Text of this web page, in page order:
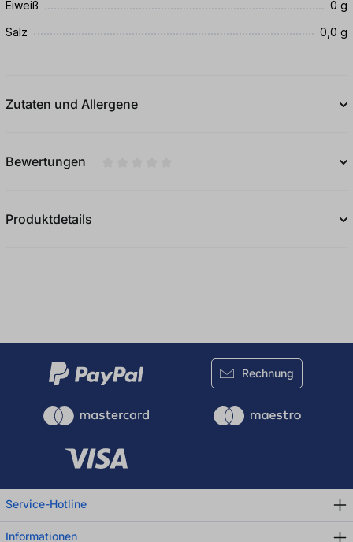
Eiweiß
0 g
Salz
0,0 g
Zutaten und Allergene
Bewertungen
Produktdetails
Rechnung
Service-Hotline
Informationen